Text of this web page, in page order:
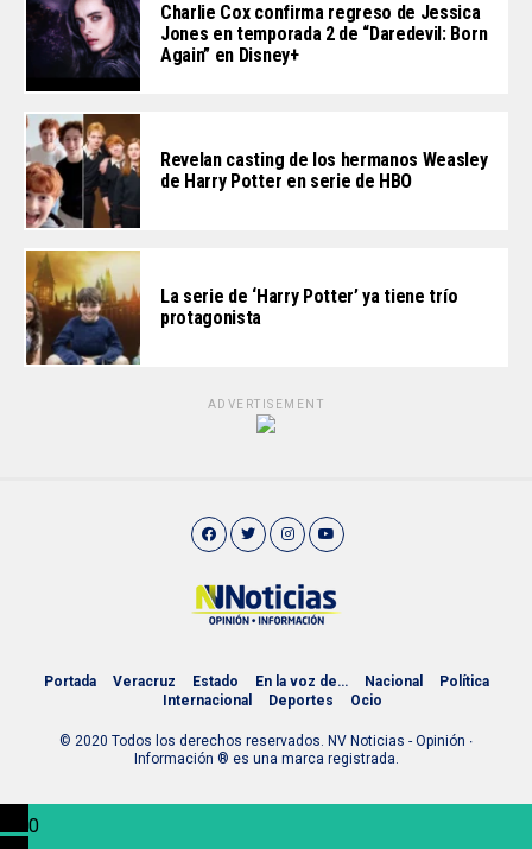
Charlie Cox confirma regreso de Jessica
Jones en temporada 2 de “Daredevil: Born
Again” en Disney+
Revelan casting de los hermanos Weasley
de Harry Potter en serie de HBO
La serie de ‘Harry Potter’ ya tiene trío
protagonista
ADVERTISEMENT
Portada Veracruz Estado En la voz de… Nacional
Política
Internacional
Deportes Ocio
© 2020 Todos los derechos reservados. NV Noticias - Opinión ∙
Información ® es una marca registrada.
0